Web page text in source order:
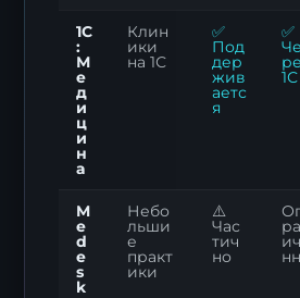
1С
:
М
е
д
и
ц
и
н
а
Клин
ики
на 1С
✅
Под
дер
жив
аетс
я
✅
Че
1С
M
e
d
e
s
k
Небо
льши
е
практ
ики
⚠️
Час
тич
но